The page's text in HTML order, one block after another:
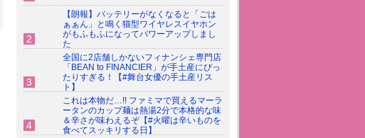
【朗報】バッテリーがなくなると「ごは
ぁぁん」と鳴く猫型ワイヤレスイヤホン
がもふもふになってパワーアップしまし
た
全国に2店舗しかないフィナンシェ専門店
「BEAN to FINANCIER」が手土産にぴっ
たりすぎる！【#舞台女優の手土産リス
ト】
これは本物だ…!! ファミマで買えるマーラ
ータンのカップ麺は熱湯2分で本格的な味
＆辛さが味わえるぞ【#火曜は辛いものを
食べてスッキリする日】